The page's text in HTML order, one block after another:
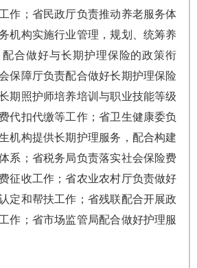
作；省民政厅负责推动养老服务体
机构实施行业管理，规划、统筹养
合做好与长期护理保险的政策衔
保障厅负责配合做好长期护理保险
期照护师培养培训与职业技能等级
代扣代缴等工作；省卫生健康委负
机构提供长期护理服务，配合构建
系；省税务局负责落实社会保险费
征收工作；省农业农村厅负责做好
定和帮扶工作；省残联配合开展政
作；省市场监管局配合做好护理服